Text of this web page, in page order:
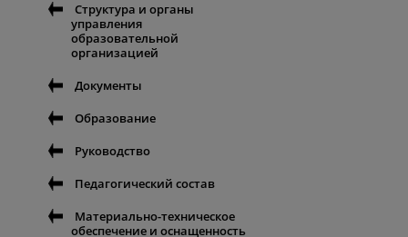
Структура и органы
управления
образовательной
организацией
Документы
Образование
Руководство
Педагогический состав
Материально-техническое
обеспечение и оснащенность